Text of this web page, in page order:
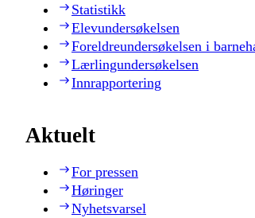
Statistikk
Elevundersøkelsen
Foreldreundersøkelsen i
Lærlingundersøkelsen
Innrapportering
Aktuelt
For pressen
Høringer
Nyhetsvarsel